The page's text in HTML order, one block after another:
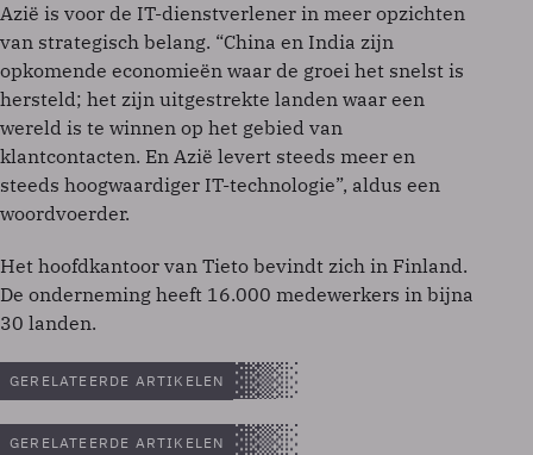
Azië is voor de IT-dienstverlener in meer opzichten
van strategisch belang. “China en India zijn
opkomende economieën waar de groei het snelst is
hersteld; het zijn uitgestrekte landen waar een
wereld is te winnen op het gebied van
klantcontacten. En Azië levert steeds meer en
steeds hoogwaardiger IT-technologie”, aldus een
woordvoerder.
Het hoofdkantoor van Tieto bevindt zich in Finland.
De onderneming heeft 16.000 medewerkers in bijna
30 landen.
GERELATEERDE ARTIKELEN
GERELATEERDE ARTIKELEN